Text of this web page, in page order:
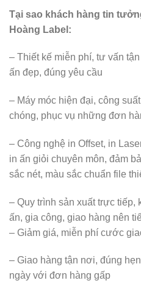
Tại sao khách hàng tin
Hoàng Label:
– Thiết kế miễn phí, tư vấn
ấn đẹp, đúng yêu cầu
– Máy móc hiện đại, công
chóng, phục vụ những đơn
– Công nghệ in Offset, in
in ấn giỏi chuyên môn, đảm
sắc nét, màu sắc chuẩn file
– Quy trình sản xuất trực tiếp,
ấn, gia công, giao hàng nên
– Giảm giá, miễn phí cước
– Giao hàng tận nơi, đúng
ngày với đơn hàng gấp